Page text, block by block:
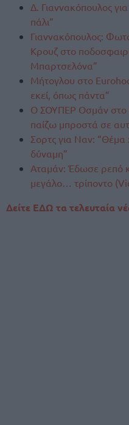
Δ. Γιαννακόπουλος
πάλι”
Γιαννακόπουλος:
Κρουζ στο
Μπαρτσελόνα”
Μήτογλου στο
εκεί, όπως πάντα”
Ο ΣΟΥΠΕΡ Οσμάν στο
παίζω μπροστά σε
Σορτς για Ναν: “Θέμα
δύναμη”
Αταμάν: Έδωσε ρεπό
μεγάλο… τρίποντο
Δείτε ΕΔΩ τα τελευταία